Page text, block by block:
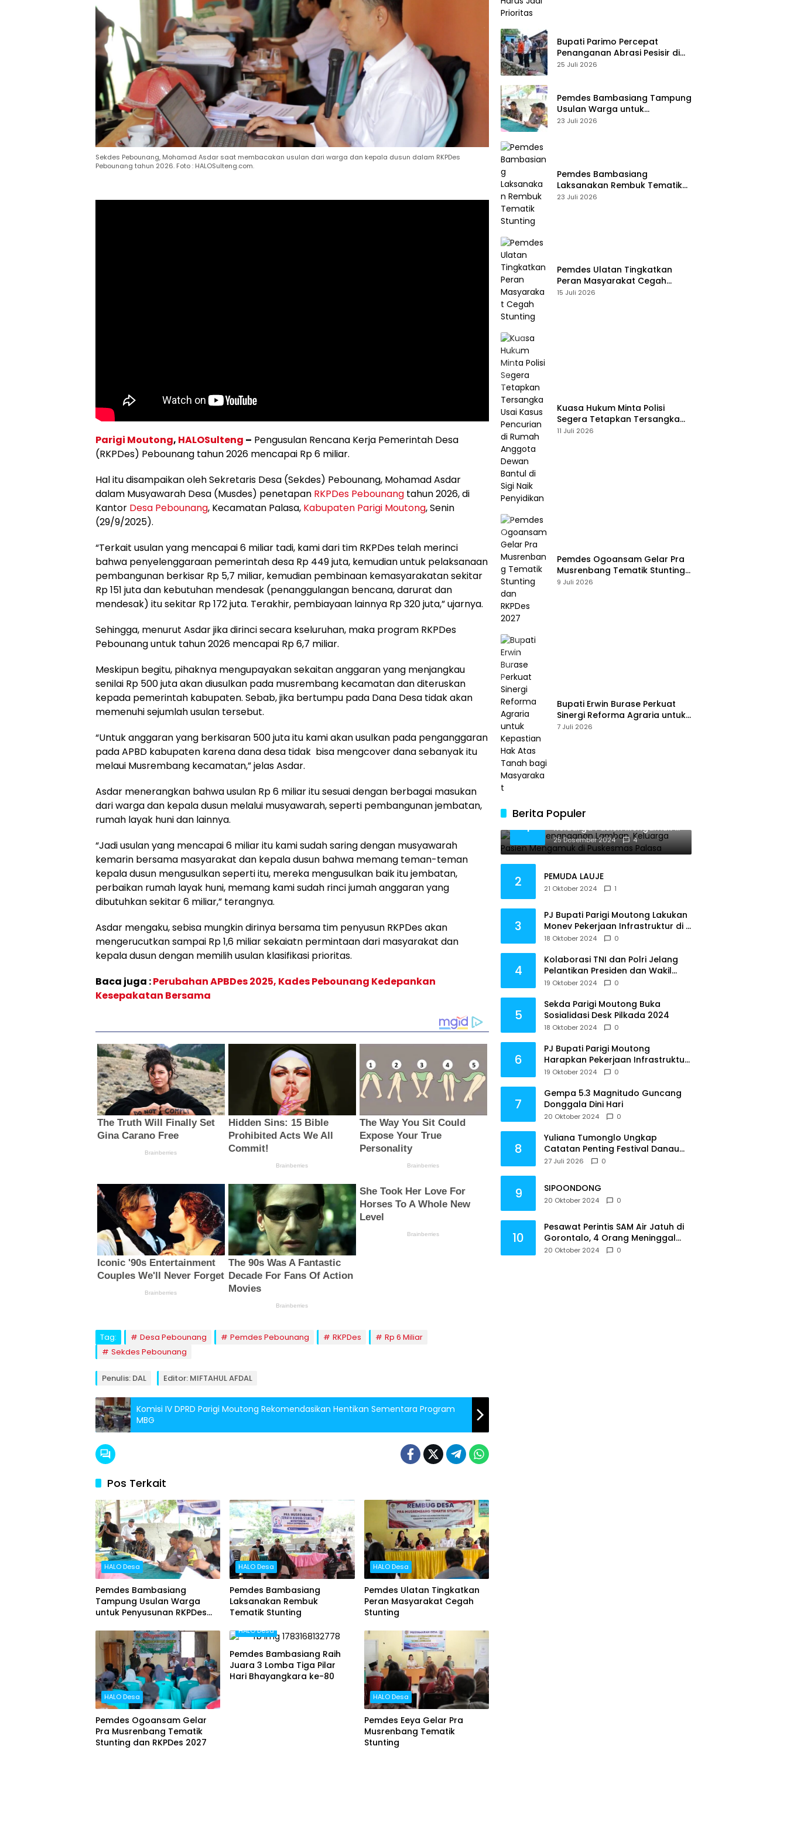
Sekdes Pebounang, Mohamad Asdar saat membacakan usulan dari warga dan kepala dusun dalam RKPDes
Pebounang tahun 2026. Foto : HALOSulteng.com.
Parigi Moutong, HALOSulteng – Pengusulan Rencana Kerja Pemerintah Desa
(RKPDes) Pebounang tahun 2026 mencapai Rp 6 miliar.
Hal itu disampaikan oleh Sekretaris Desa (Sekdes) Pebounang, Mohamad Asdar
dalam Musyawarah Desa (Musdes) penetapan RKPDes Pebounang tahun 2026, di
Kantor Desa Pebounang, Kecamatan Palasa, Kabupaten Parigi Moutong, Senin
(29/9/2025).
“Terkait usulan yang mencapai 6 miliar tadi, kami dari tim RKPDes telah merinci
bahwa penyelenggaraan pemerintah desa Rp 449 juta, kemudian untuk pelaksanaan
pembangunan berkisar Rp 5,7 miliar, kemudian pembinaan kemasyarakatan sekitar
Rp 151 juta dan kebutuhan mendesak (penanggulangan bencana, darurat dan
mendesak) itu sekitar Rp 172 juta. Terakhir, pembiayaan lainnya Rp 320 juta,” ujarnya.
Sehingga, menurut Asdar jika dirinci secara kseluruhan, maka program RKPDes
Pebounang untuk tahun 2026 mencapai Rp 6,7 miliar.
Meskipun begitu, pihaknya mengupayakan sekaitan anggaran yang menjangkau
senilai Rp 500 juta akan diusulkan pada musrembang kecamatan dan diteruskan
kepada pemerintah kabupaten. Sebab, jika bertumpu pada Dana Desa tidak akan
memenuhi sejumlah usulan tersebut.
“Untuk anggaran yang berkisaran 500 juta itu kami akan usulkan pada penganggaran
pada APBD kabupaten karena dana desa tidak bisa mengcover dana sebanyak itu
melaui Musrembang kecamatan,” jelas Asdar.
Asdar menerangkan bahwa usulan Rp 6 miliar itu sesuai dengan berbagai masukan
dari warga dan kepala dusun melalui musyawarah, seperti pembangunan jembatan,
rumah layak huni dan lainnya.
“Jadi usulan yang mencapai 6 miliar itu kami sudah saring dengan musyawarah
kemarin bersama masyarakat dan kepala dusun bahwa memang teman-teman
kepala dusun mengusulkan seperti itu, mereka mengusulkan baik itu jembatan,
perbaikan rumah layak huni, memang kami sudah rinci jumah anggaran yang
dibutuhkan sekitar 6 miliar,” terangnya.
Asdar mengaku, sebisa mungkin dirinya bersama tim penyusun RKPDes akan
mengerucutkan sampai Rp 1,6 miliar sekaiatn permintaan dari masyarakat dan
kepala dusun dengan memilih usulan klasifikasi prioritas.
Baca juga :Perubahan APBDes 2025, Kades Pebounang Kedepankan
Kesepakatan Bersama
Tag: Desa Pebounang Pemdes Pebounang RKPDes
Rp 6 Miliar
Sekdes Pebounang
Penulis: DAL Editor: MIFTAHUL AFDAL
Komisi IV DPRD Parigi Moutong Rekomendasikan Hentikan Sementara Program
MBG
Pos Terkait
HALO Desa
Pemdes Bambasiang
Tampung Usulan Warga
untuk Penyusunan RKPDes
HALO Desa
Pemdes Bambasiang
Laksanakan Rembuk
Tematik Stunting
HALO Desa
Pemdes Ulatan Tingkatkan
Peran Masyarakat Cegah
Stunting
HALO Desa
Pemdes Ogoansam Gelar
Pra Musrenbang Tematik
Stunting dan RKPDes 2027
HALO Desa
Pemdes Bambasiang Raih
Juara 3 Lomba Tiga Pilar
Hari Bhayangkara ke-80
HALO Desa
Pemdes Eeya Gelar Pra
Musrenbang Tematik
Stunting
Bupati Parimo Percepat
Penanganan Abrasi Pesisir di
Desa Palasa Tengah
25 Juli 2026
Pemdes Bambasiang Tampung
Usulan Warga untuk
Penyusunan RKPDes 2027
23 Juli 2026
Pemdes Bambasiang
Laksanakan Rembuk Tematik
Stunting
23 Juli 2026
Pemdes Ulatan Tingkatkan
Peran Masyarakat Cegah
Stunting
15 Juli 2026
Kuasa Hukum Minta Polisi
Segera Tetapkan Tersangka
Usai Kasus Pencurian di Rumah
11 Juli 2026
Pemdes Ogoansam Gelar Pra
Musrenbang Tematik Stunting
dan RKPDes 2027
9 Juli 2026
Bupati Erwin Burase Perkuat
Sinergi Reforma Agraria untuk
Kepastian Hak Atas Tanah
7 Juli 2026
Berita Populer
1
Diduga Penanganan Lamban,
Keluarga Pasien Mengamuk di
Puskesmas Palasa
25 Desember 2024 4
2 PEMUDA LAUJE
21 Oktober 2024 1
3
PJ Bupati Parigi Moutong Lakukan
Monev Pekerjaan Infrastruktur di 3
Kecamatan
18 Oktober 2024 0
4
Kolaborasi TNI dan Polri Jelang
Pelantikan Presiden dan Wakil
Presiden RI
19 Oktober 2024 0
5
Sekda Parigi Moutong Buka
Sosialidasi Desk Pilkada 2024
18 Oktober 2024 0
6
PJ Bupati Parigi Moutong
Harapkan Pekerjaan Infrastruktur
Tepat Waktu
19 Oktober 2024 0
7
Gempa 5.3 Magnitudo Guncang
Donggala Dini Hari
20 Oktober 2024 0
8
Yuliana Tumonglo Ungkap
Catatan Penting Festival Danau
Lindu: Parkir hingga Toilet Harus
27 Juli 2026 0
9 SIPOONDONG
20 Oktober 2024 0
10
Pesawat Perintis SAM Air Jatuh di
Gorontalo, 4 Orang Meninggal
Dunia
20 Oktober 2024 0